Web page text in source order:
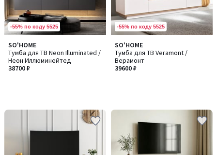
-55% по коду 5525
SO'HOME
Тумба для ТВ Neon Illuminated /
Неон Иллюминейтед
38700 ₽
-55% по коду 5525
SO'HOME
Тумба для ТВ Veramont /
Верамонт
39600 ₽